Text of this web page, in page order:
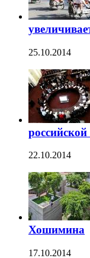
25.10.2014
22.10.2014
Хошимина
17.10.2014